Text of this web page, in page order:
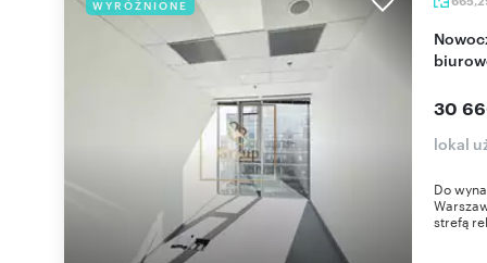
WYRÓŻNIONE
Nowoczesne biuro 665 m² w prestiżowym
30
lokal
Do
strefą